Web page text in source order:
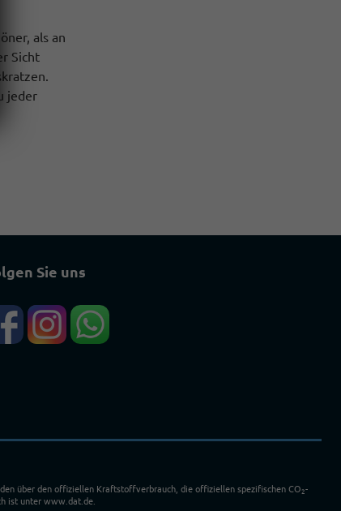
als an
Sicht
jeder
Sie uns
über den offiziellen Kraftstoffverbrauch, die offiziellen spezifischen CO2-
ist unter www.dat.de.